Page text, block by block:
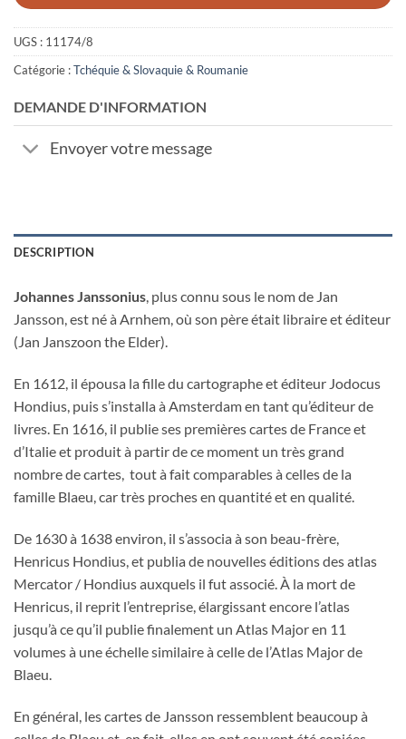
UGS : 11174/8
Catégorie :Tchéquie & Slovaquie & Roumanie
DEMANDE D'INFORMATION
Envoyer votre message
DESCRIPTION
Johannes Janssonius, plus connu sous le nom de Jan
Jansson, est né à Arnhem, où son père était libraire et éditeur
(Jan Janszoon the Elder).
En 1612, il épousa la fille du cartographe et éditeur Jodocus
Hondius, puis s’installa à Amsterdam en tant qu’éditeur de
livres. En 1616, il publie ses premières cartes de France et
d’Italie et produit à partir de ce moment un très grand
nombre de cartes, tout à fait comparables à celles de la
famille Blaeu, car très proches en quantité et en qualité.
De 1630 à 1638 environ, il s’associa à son beau-frère,
Henricus Hondius, et publia de nouvelles éditions des atlas
Mercator / Hondius auxquels il fut associé. À la mort de
Henricus, il reprit l’entreprise, élargissant encore l’atlas
jusqu’à ce qu’il publie finalement un Atlas Major en 11
volumes à une échelle similaire à celle de l’Atlas Major de
Blaeu.
En général, les cartes de Jansson ressemblent beaucoup à